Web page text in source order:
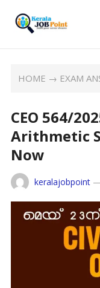
HOME → EXAM
CEO 564/
Arithmetic
Now
keralajobpoint